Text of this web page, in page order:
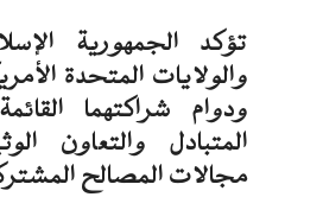
تؤكد الجمهورية
والولايات المتحدة
ودوام شراكتهما
المتبادل والتعاون
مجالات المصالح